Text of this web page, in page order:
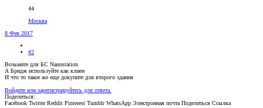
44
Москва
8 Фев 2017
#2
Возьмите для БС Nanostation
А Бридж используйте как клиен
И что то такое же еще докупите для второго здания
Войдите или зарегистрируйтесь для ответа.
Поделиться:
Facebook Twitter Reddit Pinterest Tumblr WhatsApp Электронная почта Поделиться Ссылка